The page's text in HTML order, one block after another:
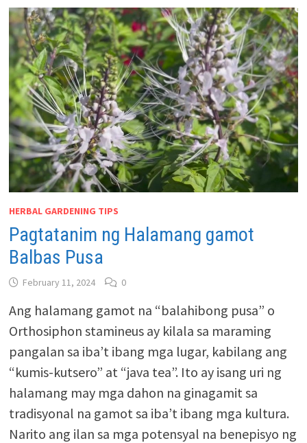
HERBAL GARDENING TIPS
Pagtatanim ng Halamang gamot
Balbas Pusa
February 11, 2024 0
Ang halamang gamot na “balahibong pusa” o
Orthosiphon stamineus ay kilala sa maraming
pangalan sa iba’t ibang mga lugar, kabilang ang
“kumis-kutsero” at “java tea”. Ito ay isang uri ng
halamang may mga dahon na ginagamit sa
tradisyonal na gamot sa iba’t ibang mga kultura.
Narito ang ilan sa mga potensyal na benepisyo ng